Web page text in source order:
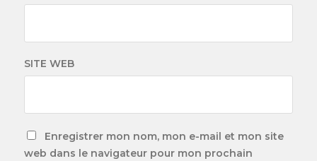
SITE WEB
Enregistrer mon nom, mon e-mail et mon site
web dans le navigateur pour mon prochain